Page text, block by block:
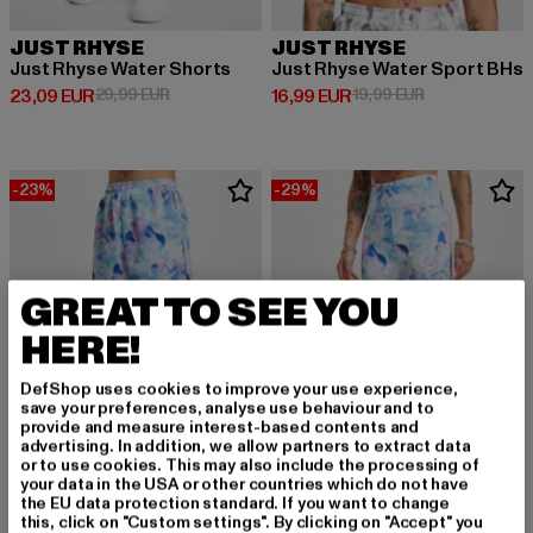
JUST RHYSE
Just Rhyse Water Shorts
23,09 EUR
Derzeitiger Preis: 23,09 EUR
29,99 EURAktionspreis: 29,99 EUR
JUST RHYSE
Just Rhyse Water Sport BHs
16,99 EUR
Derzeitiger Preis: 16,99 EUR
19,99 EURAktionspreis:
-23%
JUST RHYSE
-29%
JUST RHYSE
GREAT TO SEE YOU
HERE!
DefShop uses cookies to improve your use experience,
save your preferences, analyse use behaviour and to
provide and measure interest-based contents and
advertising. In addition, we allow partners to extract data
or to use cookies. This may also include the processing of
your data in the USA or other countries which do not have
the EU data protection standard. If you want to change
this, click on "Custom settings". By clicking on "Accept" you